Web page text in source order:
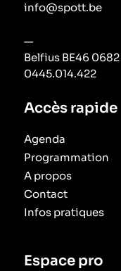
Accès rapide
Agenda
Programmation
A propos
Contact
Infos pratiques
Espace pro
info@spott.be
—
Belfius BE46 0682
0445.014.422